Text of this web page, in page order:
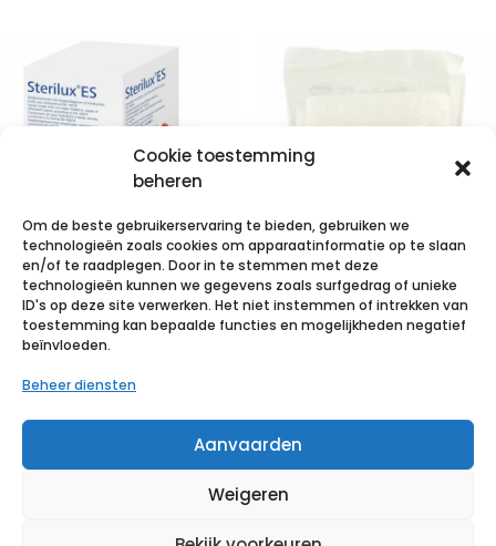
Cookie toestemming
beheren
Om de beste gebruikerservaring te bieden, gebruiken we
technologieën zoals cookies om apparaatinformatie op te slaan
en/of te raadplegen. Door in te stemmen met deze
technologieën kunnen we gegevens zoals surfgedrag of unieke
ID's op deze site verwerken. Het niet instemmen of intrekken van
toestemming kan bepaalde functies en mogelijkheden negatief
beïnvloeden.
Beheer diensten
Aanvaarden
Weigeren
STERILUX ES
10x10cm 8l.st.
40×3 p/s
Voeg toe aan verlanglijst
STERILUX ES
10x10cm 8pl.st.
Voeg toe aan verlanglijst